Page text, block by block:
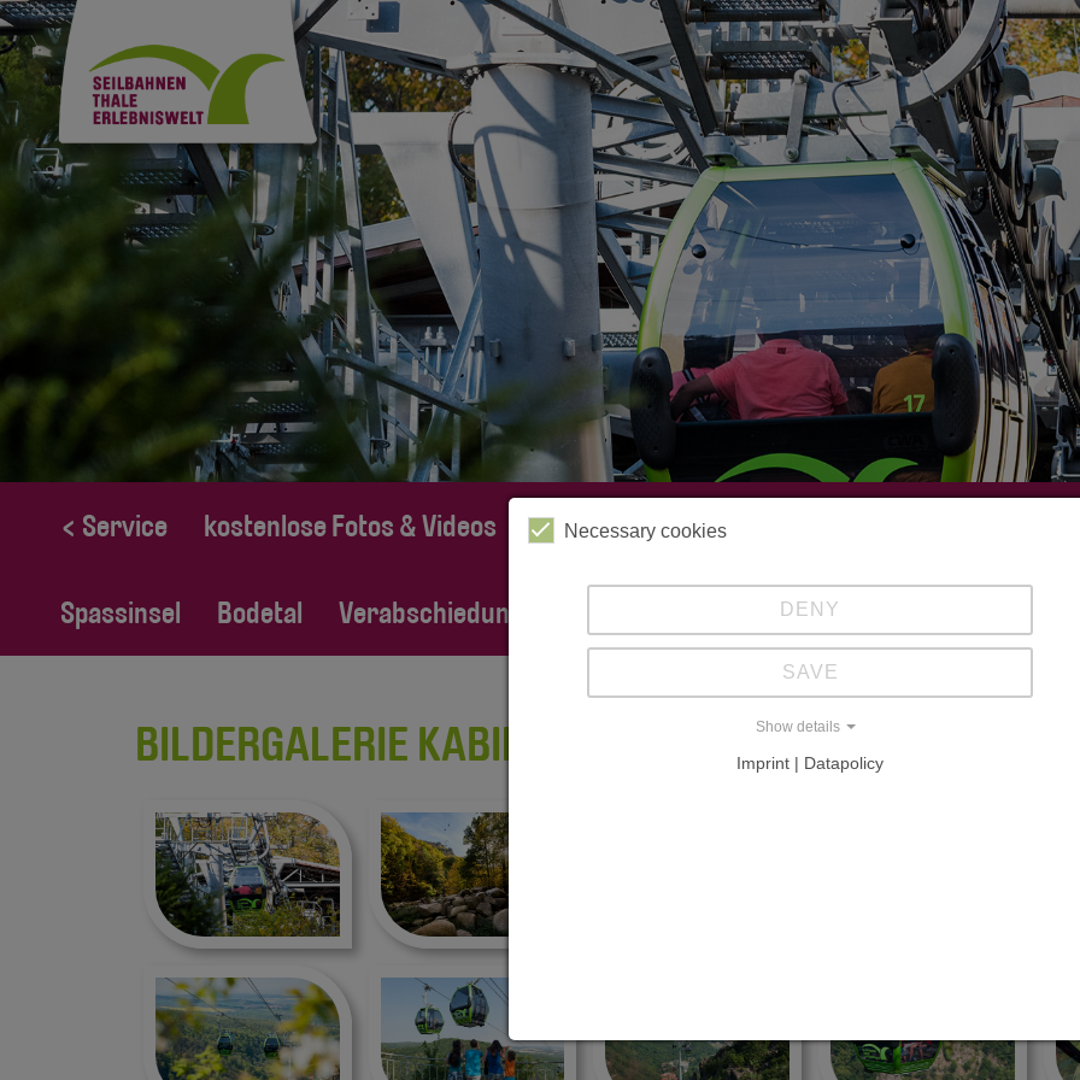
< Service kostenlose Fotos & Videos Videos Kabinenbahn
Spassinsel Bodetal Verabschiedung Familie Tietz
BILDERGALERIE KABINENBAHN
Necessary cookies
DENY
SAVE
Show details
Imprint | Datapolicy